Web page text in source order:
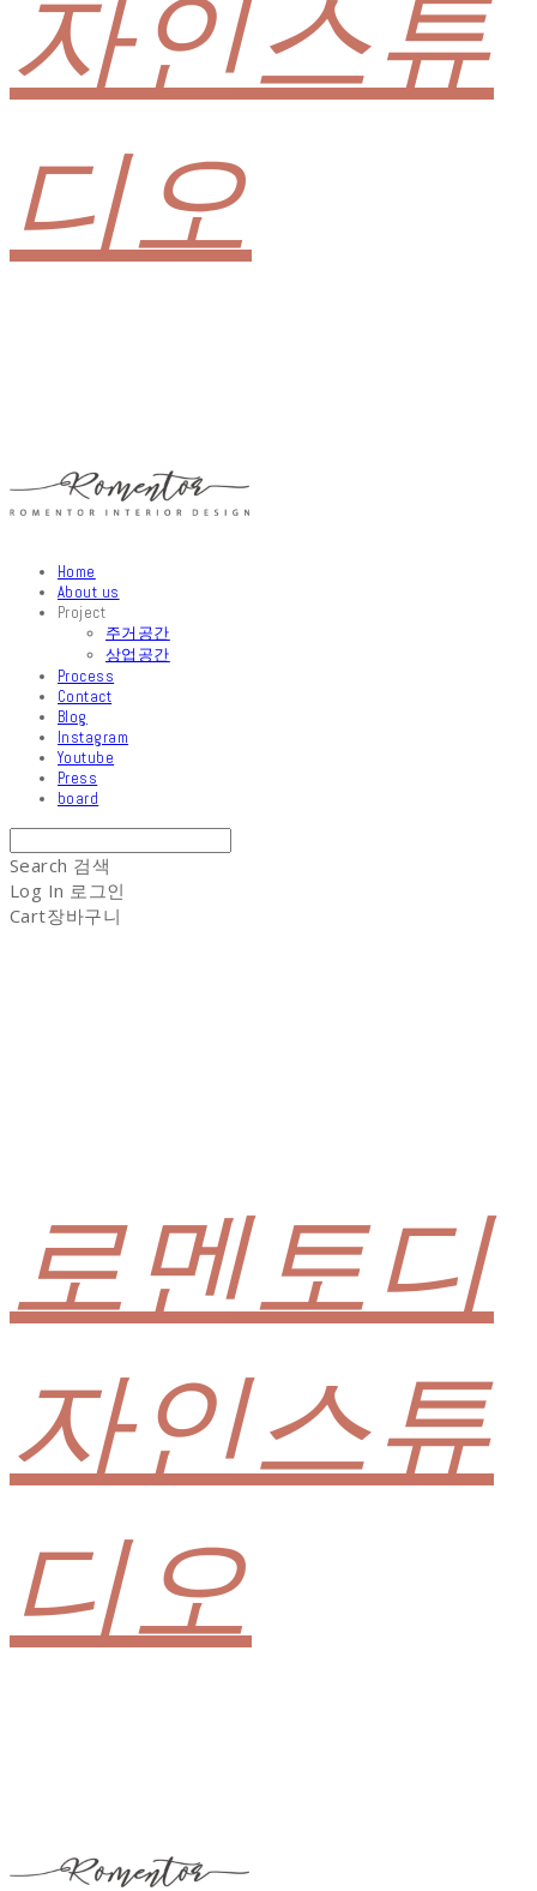
자인스튜
디오
Home
About us
Project
주거공간
상업공간
Process
Contact
Blog
Instagram
Youtube
Press
board
Search 검색
Log In 로그인
Cart장바구니
로멘토디
자인스튜
디오